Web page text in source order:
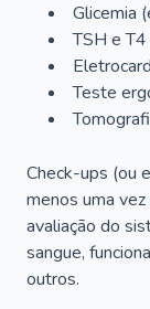
Glicemia
TSH e T4
Teste
Check-ups (ou
menos uma
avaliação do
sangue,
outros.